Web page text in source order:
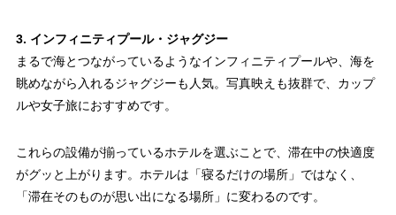
3. インフィニティプール・ジャグジー
まるで海とつながっているようなインフィニティプールや、海を
眺めながら入れるジャグジーも人気。写真映えも抜群で、カップ
ルや女子旅におすすめです。
これらの設備が揃っているホテルを選ぶことで、滞在中の快適度
がグッと上がります。ホテルは「寝るだけの場所」ではなく、
「滞在そのものが思い出になる場所」に変わるのです。